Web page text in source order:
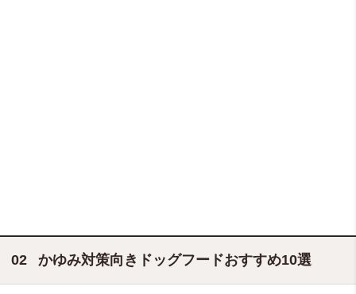
かゆみ対策向きドッグフードおすすめ10選